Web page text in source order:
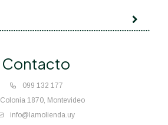
Contacto
099 132 177
Colonia 1870, Montevideo
info@lamolienda.uy